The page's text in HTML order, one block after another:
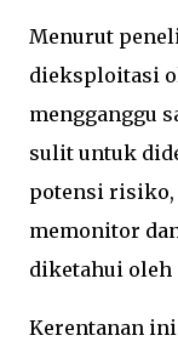
Menurut
dieksploitasi
mengganggu
sulit untuk
potensi risiko,
memonitor
diketahui oleh
Kerentanan